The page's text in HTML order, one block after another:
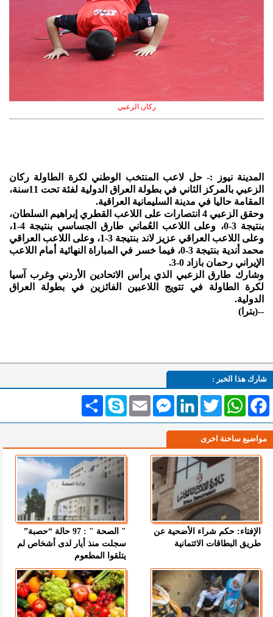
ركان الزعبي
المدينة نيوز :- حل لاعب المنتخب الوطني لكرة الطاولة ركان
الزعبي بالمركز الثاني في بطولة العراق الدولية لفئة تحت 11سنة،
المقامة حاليا في مدينة السليمانية العراقية.
وحقق الزعبي 4 انتصارات على اللاعب القطري إبراهيم السلطان،
بنتيجة 3-0، وعلى اللاعب العُماني طارق الجساسي بنتيجة 4-1،
وعلى اللاعب العراقي عزيز لاند بنتيجة 3-1، وعلى اللاعب العراقي
محمد أندية بنتيجة 3-0، فيما خسر في المباراة النهائية أمام اللاعب
الإيراني رحمان بازاد 0-3.
وشارك طارق الزعبي الذي يرأس الاتحادين الأردني وغرب آسيا
لكرة الطاولة في تتويج اللاعبين الفائزين في بطولة العراق
الدولية.
--(بترا)
شارك هذا الخبر :
انشر Skype Email
MessengerLinkedInTwitterWhatsAppFacebook
مواضيع ساخنة اخرى
الإفتاء: حكم شراء الأضحية عن
طريق البطاقات الائتمانية
" الصحة " : 97 حالة “حصبة”
سجلت منذ أيار لدى أشخاص لم
يتلقوا المطعوم